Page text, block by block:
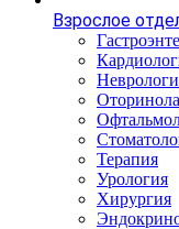
Взрослое
Терапия
Урология
Хирургия